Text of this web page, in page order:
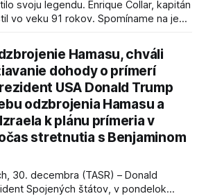
svoju legendu. Enrique Collar, kapitán
vo veku 91 rokov. Spomíname na jeho
Hamasu, chváli
dohody o prímerí
USA Donald Trump
odzbrojenia Hamasu a
k plánu prímeria v
stretnutia s Benjaminom
30. decembra (TASR) – Donald
Spojených štátov, v pondelok